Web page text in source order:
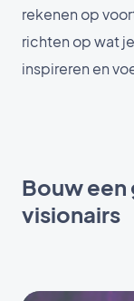
rekenen op
richten op wat
inspireren en
Bouw een
visionairs